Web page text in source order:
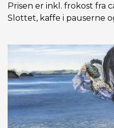
Prisen er inkl. frokost fra
Slottet, kaffe i pauserne